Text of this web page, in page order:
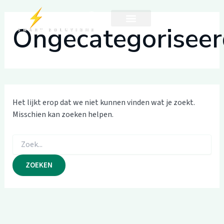
inhoud
Het lijkt erop dat we niet kunnen vinden wat je zoekt.
Misschien kan zoeken helpen.